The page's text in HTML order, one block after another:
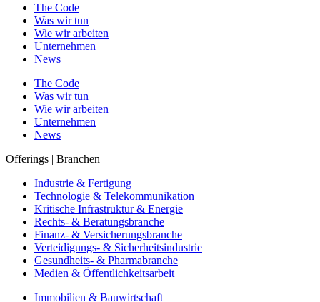
The Code
Was wir tun
Wie wir arbeiten
Unternehmen
News
The Code
Was wir tun
Wie wir arbeiten
Unternehmen
News
Offerings | Branchen
Industrie & Fertigung
Technologie & Telekommunikation
Kritische Infrastruktur & Energie
Rechts- & Beratungsbranche
Finanz- & Versicherungsbranche
Verteidigungs- & Sicherheitsindustrie
Gesundheits- & Pharmabranche
Medien & Öffentlichkeitsarbeit
Immobilien & Bauwirtschaft